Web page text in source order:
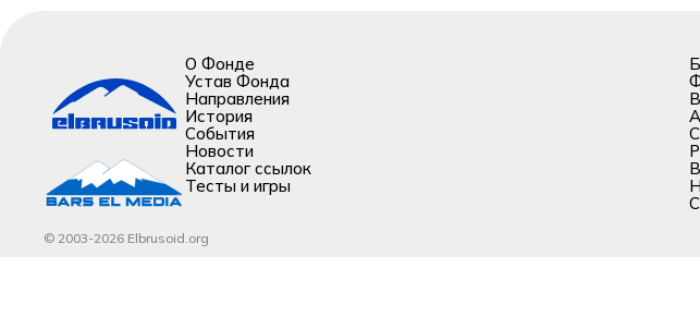
О Фонде
Устав Фонда
Направления
История
События
Новости
Каталог ссылок
Тесты и игры
© 2003-2026 Elbrusoid.org